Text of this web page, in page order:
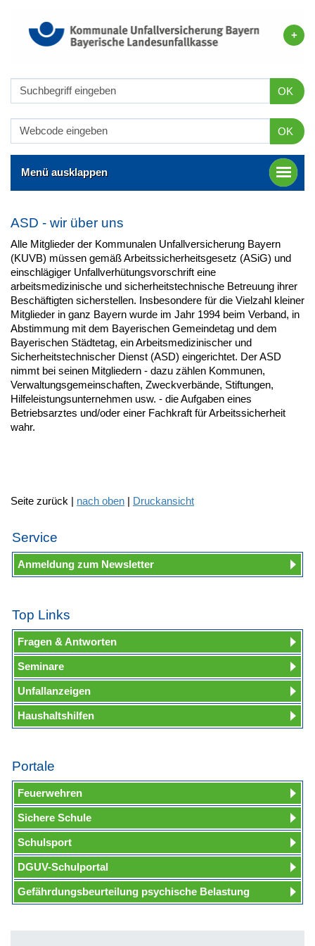
OK
OK
Menü ausklappen
ASD - wir über uns
Alle Mitglieder der Kommunalen Unfallversicherung Bayern
(KUVB) müssen gemäß Arbeitssicherheitsgesetz (ASiG) und
einschlägiger Unfallverhütungsvorschrift eine
arbeitsmedizinische und sicherheitstechnische Betreuung ihrer
Beschäftigten sicherstellen. Insbesondere für die Vielzahl kleiner
Mitglieder in ganz Bayern wurde im Jahr 1994 beim Verband, in
Abstimmung mit dem Bayerischen Gemeindetag und dem
Bayerischen Städtetag, ein Arbeitsmedizinischer und
Sicherheitstechnischer Dienst (ASD) eingerichtet. Der ASD
nimmt bei seinen Mitgliedern - dazu zählen Kommunen,
Verwaltungsgemeinschaften, Zweckverbände, Stiftungen,
Hilfeleistungsunternehmen usw. - die Aufgaben eines
Betriebsarztes und/oder einer Fachkraft für Arbeitssicherheit
wahr.
Seite zurück | nach oben | Druckansicht
Service
Anmeldung zum Newsletter
Top Links
Fragen & Antworten
Seminare
Unfallanzeigen
Haushaltshilfen
Portale
Feuerwehren
Sichere Schule
Schulsport
DGUV-Schulportal
Gefährdungsbeurteilung psychische Belastung